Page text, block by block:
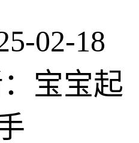
02-18
宝宝起